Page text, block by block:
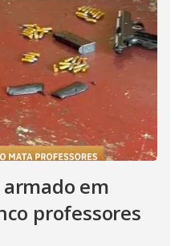
em
professores